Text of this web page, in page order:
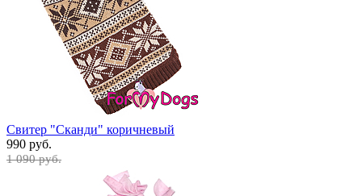
Свитер "Сканди" коричневый
990 руб.
1 090 руб.